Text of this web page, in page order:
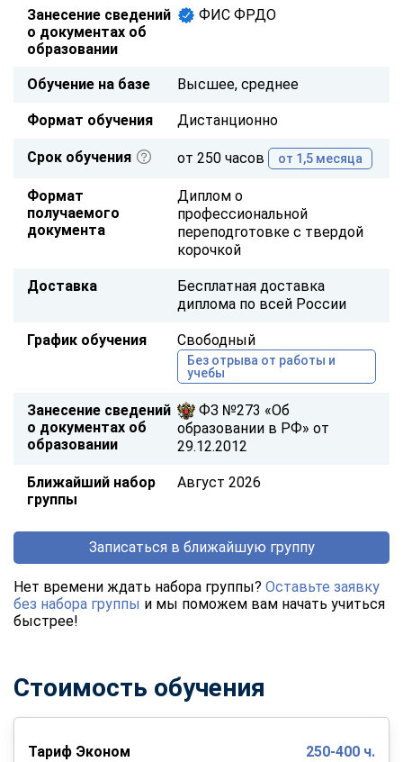
Занесение сведений
о документах об
образовании
ФИС ФРДО
Обучение на базе Высшее, среднее
Формат обучения Дистанционно
Срок обучения от 250 часов от 1,5 месяца
Формат
получаемого
документа
Диплом о
профессиональной
переподготовке с твердой
корочкой
Доставка
Бесплатная доставка
диплома по всей России
График обучения Свободный
Без отрыва от работы и
учебы
Занесение сведений
о документах об
образовании
ФЗ №273 «Об
образовании в РФ» от
29.12.2012
Ближайший набор
группы
Август 2026
Записаться в ближайшую группу
Нет времени ждать набора группы? Оставьте заявку
без набора группы и мы поможем вам начать учиться
быстрее!
Стоимость обучения
Тариф Эконом 250-400 ч.